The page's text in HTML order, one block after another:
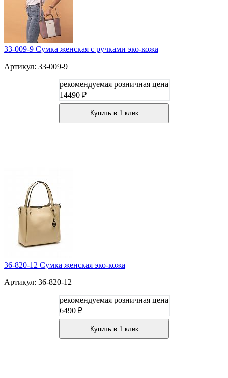
33-009-9 Сумка женская с ручками эко-кожа
Артикул: 33-009-9
рекомендуемая розничная цена
14490 ₽
Купить в 1 клик
36-820-12 Сумка женская эко-кожа
Артикул: 36-820-12
рекомендуемая розничная цена
6490 ₽
Купить в 1 клик